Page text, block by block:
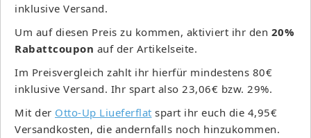
inklusive Versand.
Um auf diesen Preis zu kommen, aktiviert ihr den 20%
Rabattcoupon auf der Artikelseite.
Im Preisvergleich zahlt ihr hierfür mindestens 80€
inklusive Versand. Ihr spart also 23,06€ bzw. 29%.
Mit der Otto-Up Liueferflat spart ihr euch die 4,95€
Versandkosten, die andernfalls noch hinzukommen.